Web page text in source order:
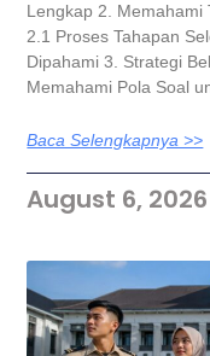
Lengkap 2. Memahami
2.1 Proses Tahapan
Dipahami 3. Strategi
Memahami Pola Soal
Baca Selengkapnya >>
August 6, 2026